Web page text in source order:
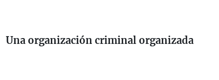
Una organización criminal organizada